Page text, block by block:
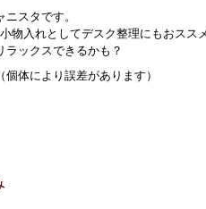
スタです。
物入れとしてデスク整理にもおススメ
ラックスできるかも？
体により誤差があります）